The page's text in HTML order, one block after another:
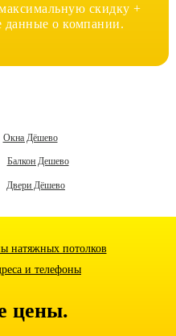
скидку +
данные о компании.
Окна Дёшево
Балкон Дешево
Двери Дёшево
натяжных потолков
и телефоны
цены.